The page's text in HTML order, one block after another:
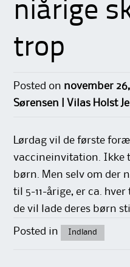
niårige
trop
Posted on november 26,
Sørensen | Vilas Holst
Lørdag vil de første
vaccineinvitation. Ikke
børn. Men selv om der
til 5-11-årige, er ca.
de vil lade deres børn
Posted in Indland